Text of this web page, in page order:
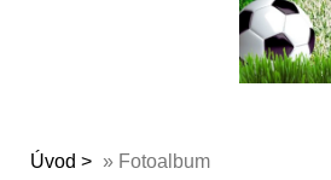
Úvod » Fotoalbum